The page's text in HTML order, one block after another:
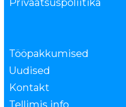
Privaatsuspoliitika
Tööpakkumised
Uudised
Kontakt